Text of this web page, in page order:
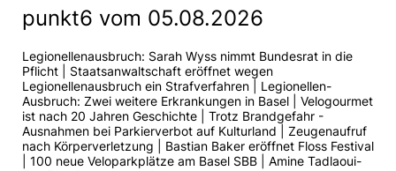
punkt6 vom 05.08.2026
Legionellenausbruch: Sarah Wyss nimmt Bundesrat in die
Pflicht | Staatsanwaltschaft eröffnet wegen
Legionellenausbruch ein Strafverfahren | Legionellen-
Ausbruch: Zwei weitere Erkrankungen in Basel | Velogourmet
ist nach 20 Jahren Geschichte | Trotz Brandgefahr -
Ausnahmen bei Parkierverbot auf Kulturland | Zeugenaufruf
nach Körperverletzung | Bastian Baker eröffnet Floss Festival
| 100 neue Veloparkplätze am Basel SBB | Amine Tadlaoui-